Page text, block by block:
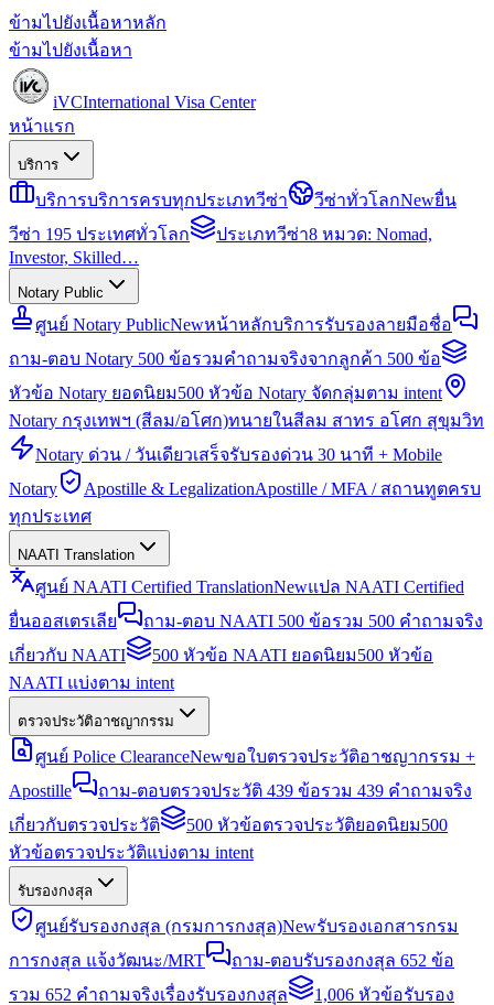
ข้ามไปยังเนื้อหาหลัก
ข้ามไปยังเนื้อหา
iVCInternational Visa Center
หน้าแรก
บริการ
บริการบริการครบทุกประเภทวีซ่า วีซ่าทั่วโลกNewยื่น
วีซ่า 195 ประเทศทั่วโลก
ประเภทวีซ่า8 หมวด: Nomad,
Investor, Skilled…
Notary Public
ศูนย์ Notary PublicNewหน้าหลักบริการรับรองลายมือชื่อ
ถาม-ตอบ Notary 500 ข้อรวมคำถามจริงจากลูกค้า 500 ข้อ
หัวข้อ Notary ยอดนิยม500 หัวข้อ Notary จัดกลุ่มตาม intent
Notary กรุงเทพฯ (สีลม/อโศก)ทนายในสีลม สาทร อโศก สุขุมวิท
Notary ด่วน / วันเดียวเสร็จรับรองด่วน 30 นาที + Mobile
Notary
Apostille & LegalizationApostille / MFA / สถานทูตครบ
ทุกประเทศ
NAATI Translation
ศูนย์ NAATI Certified TranslationNewแปล NAATI Certified
ยื่นออสเตรเลีย
ถาม-ตอบ NAATI 500 ข้อรวม 500 คำถามจริง
เกี่ยวกับ NAATI
500 หัวข้อ NAATI ยอดนิยม500 หัวข้อ
NAATI แบ่งตาม intent
ตรวจประวัติอาชญากรรม
ศูนย์ Police ClearanceNewขอใบตรวจประวัติอาชญากรรม +
Apostille
ถาม-ตอบตรวจประวัติ 439 ข้อรวม 439 คำถามจริง
เกี่ยวกับตรวจประวัติ
500 หัวข้อตรวจประวัติยอดนิยม500
หัวข้อตรวจประวัติแบ่งตาม intent
รับรองกงสุล
ศูนย์รับรองกงสุล (กรมการกงสุล)Newรับรองเอกสารกรม
การกงสุล แจ้งวัฒนะ/MRT
ถาม-ตอบรับรองกงสุล 652 ข้อ
รวม 652 คำถามจริงเรื่องรับรองกงสุล
1,006 หัวข้อรับรอง